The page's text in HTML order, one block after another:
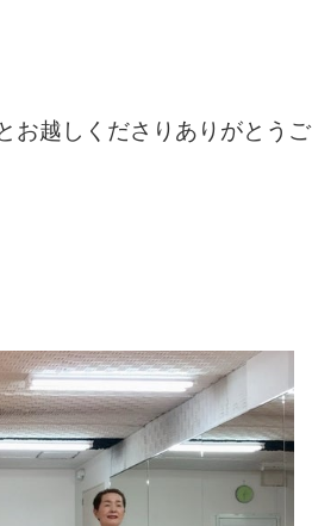
お越しくださりありがとうご